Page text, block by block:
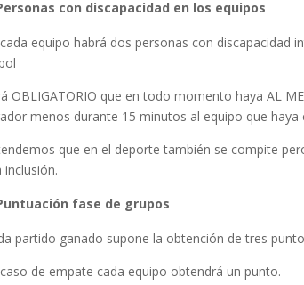
con discapacidad en los equipos
equipo habrá dos personas con
OBLIGATORIO que en todo momento haya AL
menos durante 15 minutos al equipo que
que en el deporte también se compite
inclusión.
fase de grupos
partido ganado supone la obtención de tres
de empate cada equipo obtendrá un punto.